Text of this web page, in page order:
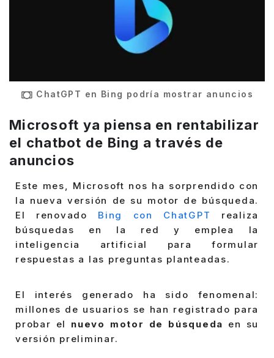
ChatGPT en Bing podría mostrar anuncios
Microsoft ya piensa en rentabilizar
el chatbot de Bing a través de
anuncios
Este mes, Microsoft nos ha sorprendido con
la nueva versión de su motor de búsqueda.
El renovado Bing con ChatGPT realiza
búsquedas en la red y emplea la
inteligencia artificial para formular
respuestas a las preguntas planteadas.
El interés generado ha sido fenomenal:
millones de usuarios se han registrado para
probar el nuevo motor de búsqueda en su
versión preliminar.